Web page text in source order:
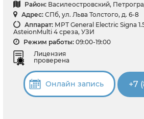
Район: Василеостровский,
Адрес: СПб, ул. Льва Толстого, д. 6-8
Аппарат: МРТ General Electric Signa
AsteionMulti 4 среза, УЗИ
Режим работы: 09:00-19:00
Лицензия
проверена
Онлайн запись +7